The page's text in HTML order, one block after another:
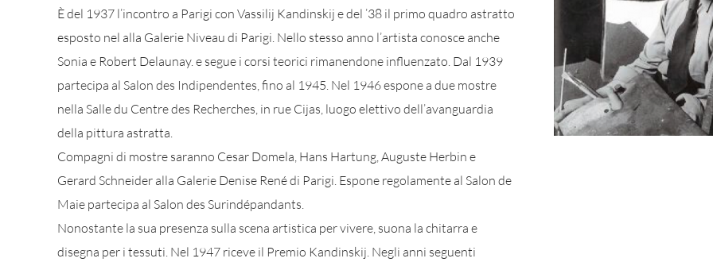
È del 1937 l’incontro a Parigi con Vassilij Kandinskij e del ’38 il primo quadro astratto
esposto nel alla Galerie Niveau di Parigi. Nello stesso anno l’artista conosce anche
Sonia e Robert Delaunay. e segue i corsi teorici rimanendone influenzato. Dal 1939
partecipa al Salon des Indipendentes, fino al 1945. Nel 1946 espone a due mostre
nella Salle du Centre des Recherches, in rue Cijas, luogo elettivo dell’avanguardia
della pittura astratta.
Compagni di mostre saranno Cesar Domela, Hans Hartung, Auguste Herbin e
Gerard Schneider alla Galerie Denise René di Parigi. Espone regolamente al Salon de
Maie partecipa al Salon des Surindépandants.
Nonostante la sua presenza sulla scena artistica per vivere, suona la chitarra e
disegna per i tessuti. Nel 1947 riceve il Premio Kandinskij. Negli anni seguenti